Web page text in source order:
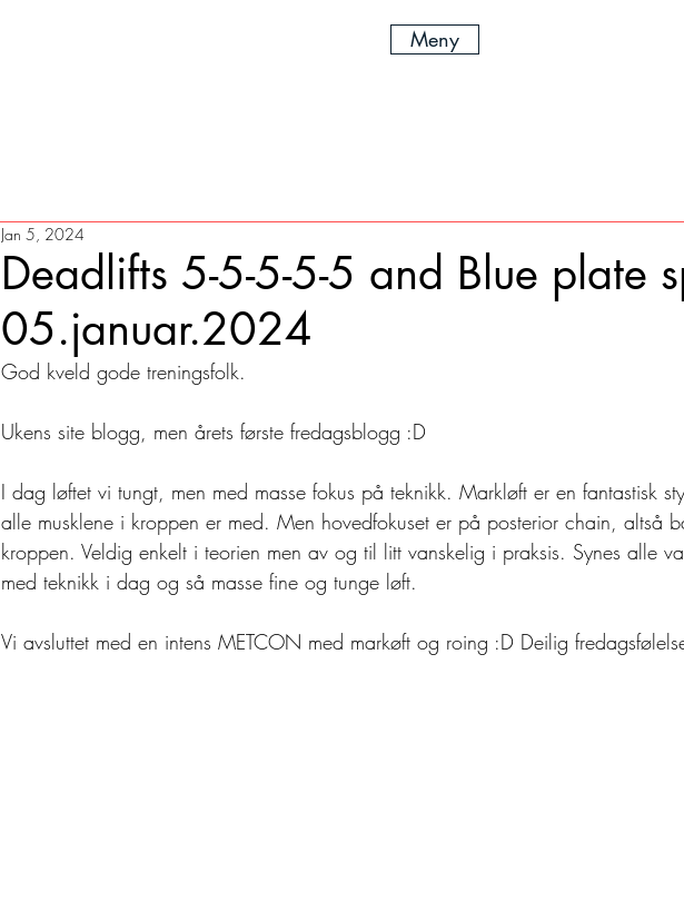
Meny
Deadlifts 5-5-5-5-5 and Blue plate
05.januar.2024
Jan 5, 2024
God kveld gode treningsfolk.
Ukens site blogg, men årets første fredagsblogg :D
I dag løftet vi tungt, men med masse fokus på teknikk. Markløft er en fantastisk
alle musklene i kroppen er med. Men hovedfokuset er på posterior chain, altså
kroppen. Veldig enkelt i teorien men av og til litt vanskelig i praksis. Synes alle
med teknikk i dag og så masse fine og tunge løft.
Vi avsluttet med en intens METCON med markøft og roing :D Deilig